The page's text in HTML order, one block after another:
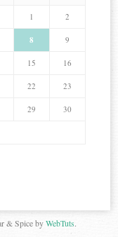
1 2
8 9
15 16
22 23
29 30
& Spice byWebTuts.